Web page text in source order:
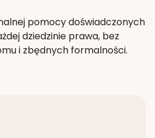
pomocy doświadczonych
dziedzinie prawa, bez
i zbędnych formalności.